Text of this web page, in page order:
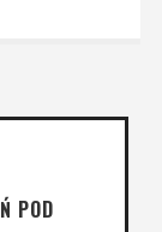
POD